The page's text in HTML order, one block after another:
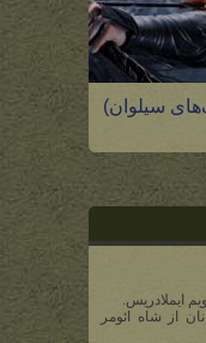
سیلوان)
ایملادریس.
از شاه ائومر